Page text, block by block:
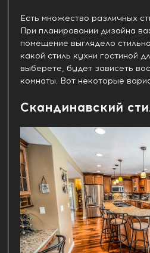
Есть множество различных
При планировании дизайна
помещение выглядело
какой стиль кухни гостиной
выберете, будет зависеть
комнаты. Вот некоторые
Скандинавский